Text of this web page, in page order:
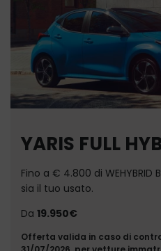
YARIS FULL
Fino a € 4.800 di WEHYBRID
sia il tuo usato.
Da 19.950€
Offerta valida in caso di